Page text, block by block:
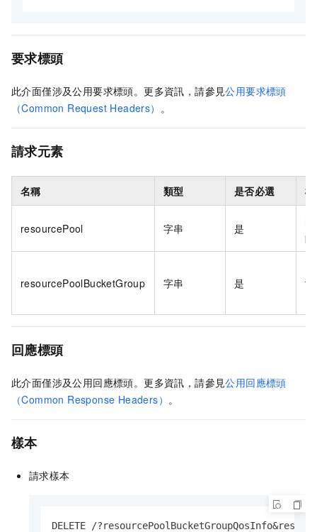
要求標頭
此介面僅涉及公用要求標頭。更多資訊，請參見公用要求標頭
（Common Request Headers） 。
請求元素
名稱 類型 是否必選
resourcePool 字串 是
resourcePoolBucketGroup 字串 是
回應標頭
此介面僅涉及公用回應標頭。更多資訊，請參見公用回應標頭
（Common Response Headers） 。
樣本
請求樣本
DELETE /